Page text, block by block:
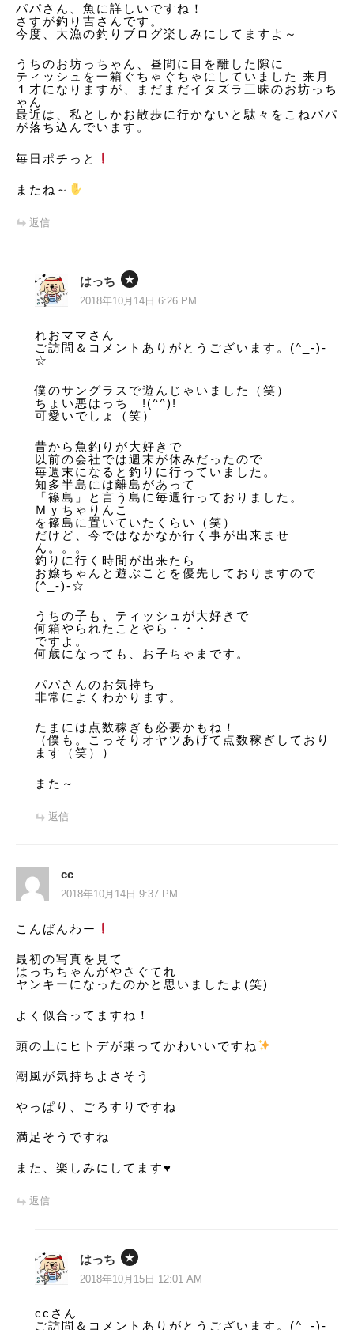
パパさん、魚に詳しいですね！
さすが釣り吉さんです。
今度、大漁の釣りブログ楽しみにしてますよ～
うちのお坊っちゃん、昼間に目を離した隙に
ティッシュを一箱ぐちゃぐちゃにしていました 来月
１才になりますが、まだまだイタズラ三昧のお坊っち
ゃん
最近は、私としかお散歩に行かないと駄々をこねパパ
が落ち込んでいます。
毎日ポチっと
またね～
返信
はっち
2018年10月14日 6:26 PM
れおママさん
ご訪問＆コメントありがとうございます。(^_-)-
☆
僕のサングラスで遊んじゃいました（笑）
ちょい悪はっち !(^^)!
可愛いでしょ（笑）
昔から魚釣りが大好きで
以前の会社では週末が休みだったので
毎週末になると釣りに行っていました。
知多半島には離島があって
「篠島」と言う島に毎週行っておりました。
Ｍｙちゃりんこ
を篠島に置いていたくらい（笑）
だけど、今ではなかなか行く事が出来ませ
ん。。。
釣りに行く時間が出来たら
お嬢ちゃんと遊ぶことを優先しておりますので
(^_-)-☆
うちの子も、ティッシュが大好きで
何箱やられたことやら・・・
ですよ。
何歳になっても、お子ちゃまです。
パパさんのお気持ち
非常によくわかります。
たまには点数稼ぎも必要かもね！
（僕も。こっそりオヤツあげて点数稼ぎしており
ます（笑））
また～
返信
cc
2018年10月14日 9:37 PM
こんばんわー
最初の写真を見て
はっちちゃんがやさぐてれ
ヤンキーになったのかと思いましたよ(笑)
よく似合ってますね！
頭の上にヒトデが乗ってかわいいですね
潮風が気持ちよさそう
やっぱり、ごろすりですね️
満足そうですね
また、楽しみにしてます♥️
返信
はっち
2018年10月15日 12:01 AM
ccさん
ご訪問＆コメントありがとうございます。(^_-)-